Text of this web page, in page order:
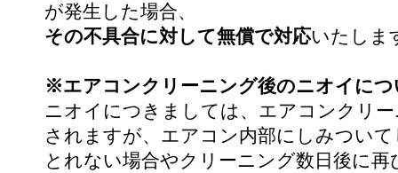
が発生した場合、
その不具合に対して無償で対応いたしま
※エアコンクリーニング後のニオイにつ
ニオイにつきましては、エアコンクリ
されますが、エアコン内部にしみつい
とれない場合やクリーニング数日後に